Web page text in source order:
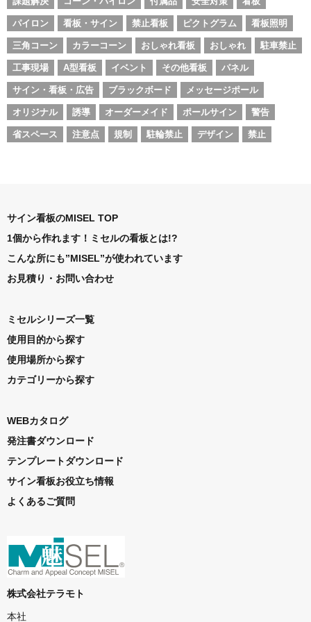
パイロン 看板・サイン 禁止看板 ピクトグラム 看板照明
三角コーン カラーコーン おしゃれ看板 おしゃれ 駐車禁止
工事現場 A型看板 イベント その他看板 パネル
サイン・看板・広告 ブラックボード メッセージポール
オリジナル 誘導 オーダーメイド ポールサイン 警告
省スペース 注意点 規制 駐輪禁止 デザイン 禁止
サイン看板のMISEL TOP
1個から作れます！ミセルの看板とは!?
こんな所にも”MISEL”が使われています
お見積り・お問い合わせ
ミセルシリーズ一覧
使用目的から探す
使用場所から探す
カテゴリーから探す
WEBカタログ
発注書ダウンロード
テンプレートダウンロード
サイン看板お役立ち情報
よくあるご質問
株式会社テラモト
本社